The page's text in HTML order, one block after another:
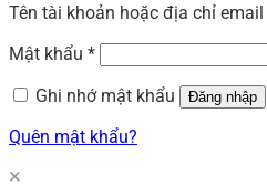
Tên tài khoản hoặc địa chỉ email
Mật khẩu *
Ghi nhớ mật khẩu
Đăng nhập
Quên mật khẩu?